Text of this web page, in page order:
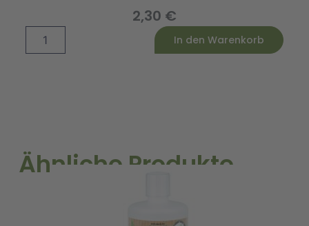
2,30 €
Majestic
In den Warenkorb
Alternative:
Ähnliche Produkte